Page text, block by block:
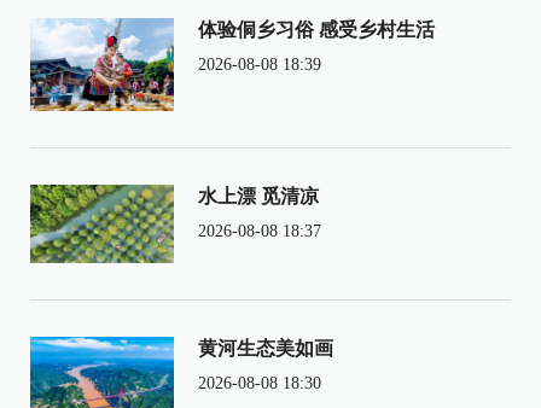
体验侗乡习俗 感受乡村生活
2026-08-08 18:39
水上漂 觅清凉
2026-08-08 18:37
黄河生态美如画
2026-08-08 18:30